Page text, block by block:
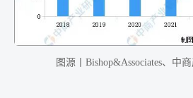
图源丨Bishop&Associates、中